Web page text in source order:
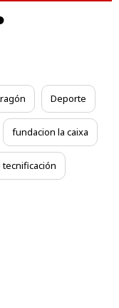
Deporte
fundacion la caixa
tecnificación